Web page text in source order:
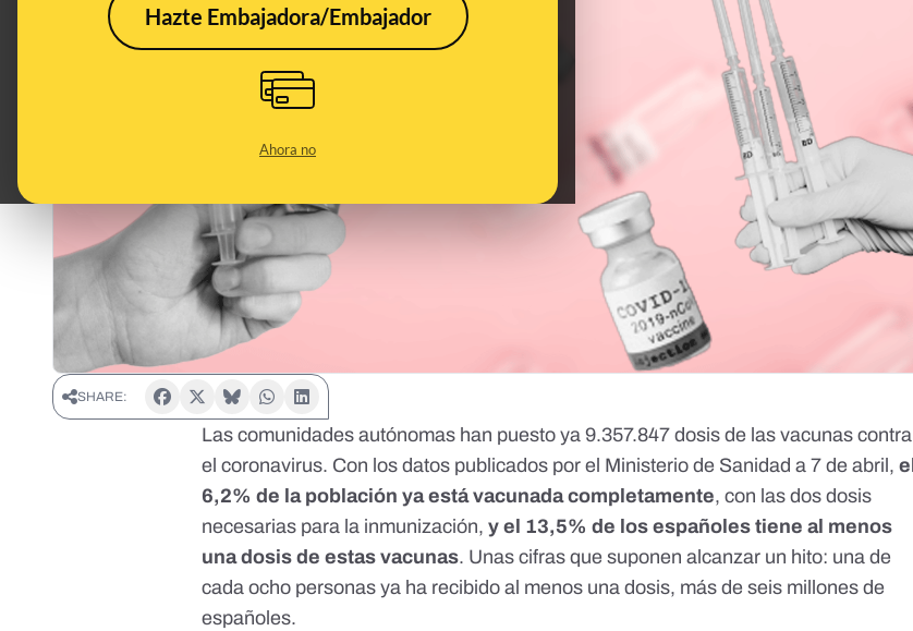
Hazte Embajadora/Embajador
Ahora no
SHARE:
Las comunidades autónomas han puesto ya 9.357.847 dosis de las vacunas contra
el coronavirus. Con losdatos publicados por el Ministerio de Sanidad a 7 de abril , el
6,2% de la población ya está vacunada completamente, con las dos dosis
necesarias para la inmunización,y el 13,5% de los españoles tiene al menos
una dosis de estas vacunas. Unas cifras que suponen alcanzar un hito: una de
cada ocho personas ya ha recibido al menos una dosis, más de seis millones de
españoles.